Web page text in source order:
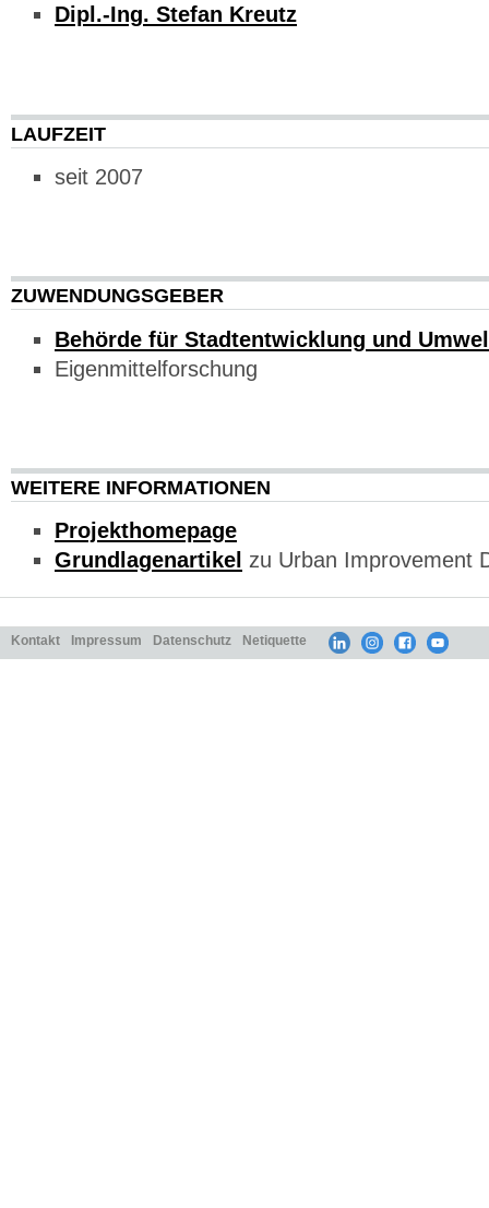
Dipl.-Ing. Stefan Kreutz
LAUFZEIT
seit 2007
ZUWENDUNGSGEBER
Behörde für Stadtentwicklung und
Eigenmittelforschung
WEITERE INFORMATIONEN
Projekthomepage
Grundlagenartikel zu Urban Improvement
Kontakt Impressum Datenschutz Netiquette